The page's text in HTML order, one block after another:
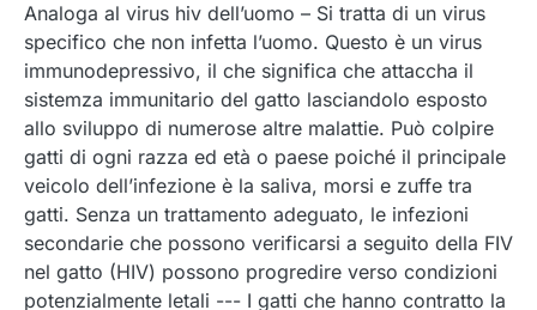
Analoga al virus hiv dell’uomo – Si tratta di un virus
specifico che non infetta l’uomo. Questo è un virus
immunodepressivo, il che significa che attaccha il
sistemza immunitario del gatto lasciandolo esposto
allo sviluppo di numerose altre malattie. Può colpire
gatti di ogni razza ed età o paese poiché il principale
veicolo dell’infezione è la saliva, morsi e zuffe tra
gatti. Senza un trattamento adeguato, le infezioni
secondarie che possono verificarsi a seguito della FIV
nel gatto (HIV) possono progredire verso condizioni
potenzialmente letali --- I gatti che hanno contratto la